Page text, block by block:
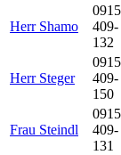
Herr Shamo
409-
132
Herr Steger
409-
150
Frau Steindl
409-
131